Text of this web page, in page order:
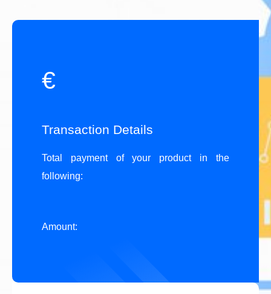
€
Transaction Details
Total payment of your product in the
following:
Amount: